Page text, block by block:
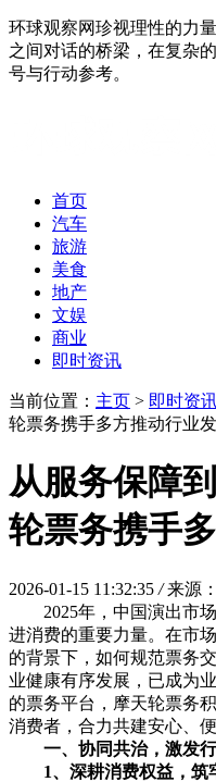
环球观察网珍视理性的力
之间对话的桥梁，在复杂
号与行动参考。
首页
汽车
旅游
美食
地产
文娱
商业
即时资讯
当前位置： 主页 > 即时资
轮票务携手多方推动行业
从服务保障
轮票务携手
2026-01-15 11:32:35 / 来源
2025年，中国演出市
进消费的重要力量。在市
的背景下，如何规范票务
业健康有序发展，已成为
的票务平台，摩天轮票务
消费者，合力共建安心、
一、 协同共治，激发
1、 深耕消费权益 ， 筑